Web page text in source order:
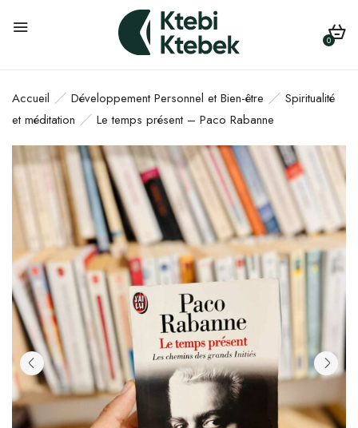
0
Accueil Développement Personnel et Bien-être
Spiritualité
et méditation
Le temps présent – Paco Rabanne